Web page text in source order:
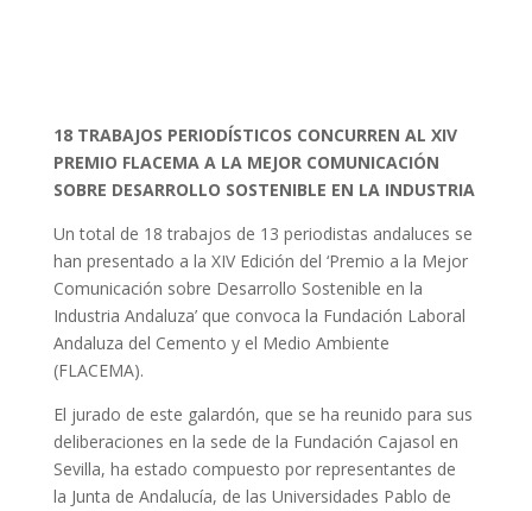
18 TRABAJOS PERIODÍSTICOS CONCURREN AL XIV
PREMIO FLACEMA A LA MEJOR COMUNICACIÓN
SOBRE DESARROLLO SOSTENIBLE EN LA INDUSTRIA
Un total de 18 trabajos de 13 periodistas andaluces se
han presentado a la XIV Edición del ‘Premio a la Mejor
Comunicación sobre Desarrollo Sostenible en la
Industria Andaluza’ que convoca la Fundación Laboral
Andaluza del Cemento y el Medio Ambiente
(FLACEMA).
El jurado de este galardón, que se ha reunido para sus
deliberaciones en la sede de la Fundación Cajasol en
Sevilla, ha estado compuesto por representantes de
la Junta de Andalucía, de las Universidades Pablo de